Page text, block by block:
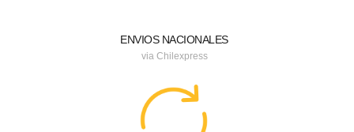
ENVIOS NACIONALES
via Chilexpress